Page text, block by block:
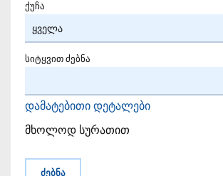
ქუჩა
სიტყვით ძებნა
დამატებითი დეტალები
მხოლოდ სურათით